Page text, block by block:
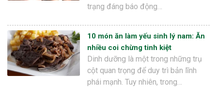
trạng đáng báo động…
10 món ăn làm yếu sinh lý nam: Ăn
nhiều coi chừng tinh kiệt
Dinh dưỡng là một trong những trụ
cột quan trọng để duy trì bản lĩnh
phái mạnh. Tuy nhiên, trong…